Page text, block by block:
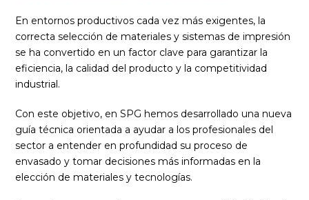
En entornos productivos cada vez más exigentes, la
correcta selección de materiales y sistemas de impresión
se ha convertido en un factor clave para garantizar la
eficiencia, la calidad del producto y la competitividad
industrial.
Con este objetivo, en SPG hemos desarrollado una nueva
guía técnica orientada a ayudar a los profesionales del
sector a entender en profundidad su proceso de
envasado y tomar decisiones más informadas en la
elección de materiales y tecnologías.